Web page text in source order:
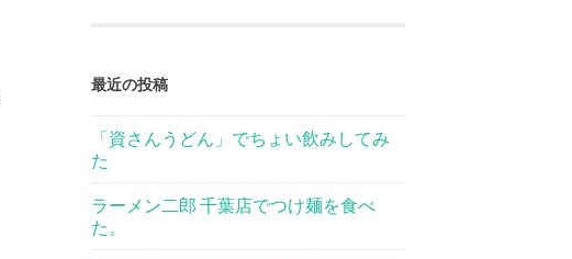
最近の投稿
「資さんうどん」でちょい飲みしてみ
た
ラーメン二郎 千葉店でつけ麺を食べ
た。